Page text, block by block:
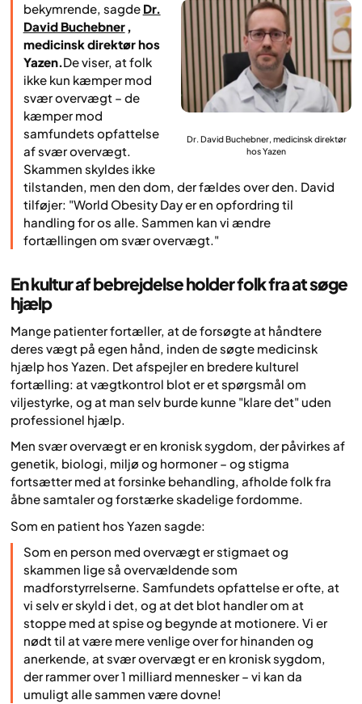
Dr. David Buchebner, medicinsk direktør
hos Yazen
bekymrende, sagde Dr.
David Buchebner ,
medicinsk direktør hos
Yazen.De viser, at folk
ikke kun kæmper mod
svær overvægt – de
kæmper mod
samfundets opfattelse
af svær overvægt.
Skammen skyldes ikke
tilstanden, men den dom, der fældes over den. David
tilføjer: "World Obesity Day er en opfordring til
handling for os alle. Sammen kan vi ændre
fortællingen om svær overvægt."
En kultur af bebrejdelse holder folk fra at søge
hjælp
Mange patienter fortæller, at de forsøgte at håndtere
deres vægt på egen hånd, inden de søgte medicinsk
hjælp hos Yazen. Det afspejler en bredere kulturel
fortælling: at vægtkontrol blot er et spørgsmål om
viljestyrke, og at man selv burde kunne "klare det" uden
professionel hjælp.
Men svær overvægt er en kronisk sygdom, der påvirkes af
genetik, biologi, miljø og hormoner – og stigma
fortsætter med at forsinke behandling, afholde folk fra
åbne samtaler og forstærke skadelige fordomme.
Som en patient hos Yazen sagde:
Som en person med overvægt er stigmaet og
skammen lige så overvældende som
madforstyrrelserne. Samfundets opfattelse er ofte, at
vi selv er skyld i det, og at det blot handler om at
stoppe med at spise og begynde at motionere. Vi er
nødt til at være mere venlige over for hinanden og
anerkende, at svær overvægt er en kronisk sygdom,
der rammer over 1 milliard mennesker – vi kan da
umuligt alle sammen være dovne!